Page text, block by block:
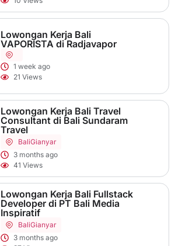
Lowongan Kerja Bali
VAPORISTA di Radjavapor
1 week ago
21 Views
Lowongan Kerja Bali Travel
Consultant di Bali Sundaram
Travel
BaliGianyar
3 months ago
41 Views
Lowongan Kerja Bali Fullstack
Developer di PT Bali Media
Inspiratif
BaliGianyar
3 months ago